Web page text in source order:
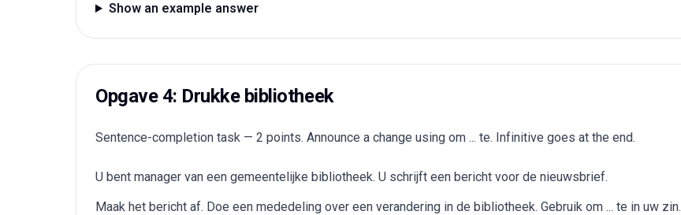
Show an example answer
Opgave 4: Drukke bibliotheek
Sentence-completion task — 2 points. Announce a change using om ... te. Infinitive goes at the end.
U bent manager van een gemeentelijke bibliotheek. U schrijft een bericht voor de nieuwsbrief.
Maak het bericht af. Doe een mededeling over een verandering in de bibliotheek. Gebruik om ... te in uw zin.